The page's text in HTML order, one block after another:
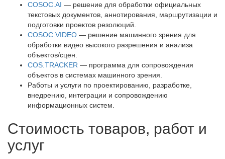
COSOC.AI — решение для обработки официальных
текстовых документов, аннотирования, маршрутизации и
подготовки проектов резолюций.
COSOC.VIDEO — решение машинного зрения для
обработки видео высокого разрешения и анализа
объектов/сцен.
COS.TRACKER — программа для сопровождения
объектов в системах машинного зрения.
Работы и услуги по проектированию, разработке,
внедрению, интеграции и сопровождению
информационных систем.
Стоимость товаров, работ и
услуг